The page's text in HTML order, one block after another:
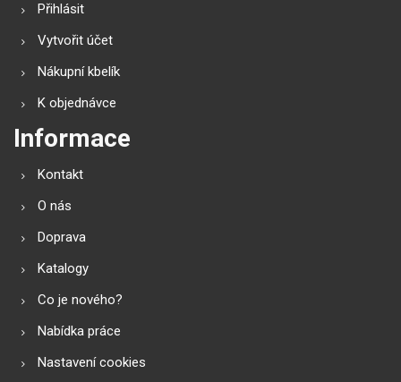
Přihlásit
Vytvořit účet
Nákupní kbelík
K objednávce
Informace
Kontakt
O nás
Doprava
Katalogy
Co je nového?
Nabídka práce
Nastavení cookies